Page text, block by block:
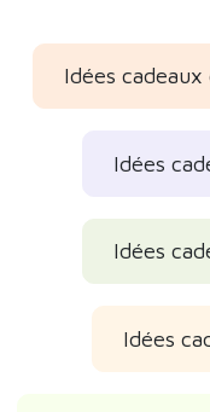
Idées
Idées
Idées
Idées